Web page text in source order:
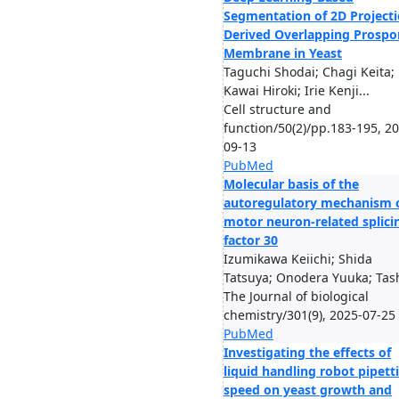
Segmentation of 2D
Derived Overlapping
Membrane in Yeast
Taguchi Shodai; Chagi Keita;
Kawai Hiroki; Irie Kenji...
Cell structure and
function/50(2)/pp.183-195,
09-13
PubMed
Molecular basis of the
autoregulatory mechanism
motor neuron-related
factor 30
Izumikawa Keiichi; Shida
Tatsuya; Onodera Yuuka;
The Journal of biological
chemistry/301(9), 2025-07-25
PubMed
Investigating the effects of
liquid handling robot
speed on yeast growth and